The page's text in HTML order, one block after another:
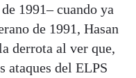
1991– cuando ya
de 1991, Hasan
derrota al ver que,
ataques del ELPS